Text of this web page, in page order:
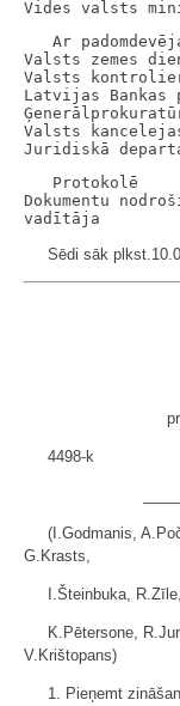
Ar
Valsts zemes
Valsts
Latvijas
Valsts
   Protokolē
Dokumentu
Sēdi sāk
4498-k
(I.Godmanis,
G.Krasts,
I.Šteinbuka,
K.Pētersone,
V.Krištopans)
1. Pieņemt